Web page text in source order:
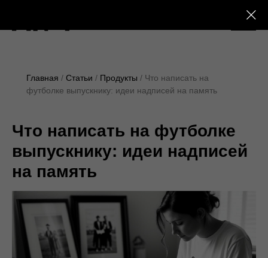
Главная Статьи Продукты
Что написать на
футболке выпускнику: идеи надписей на память
Что написать на футболке
выпускнику: идеи надписей
на память